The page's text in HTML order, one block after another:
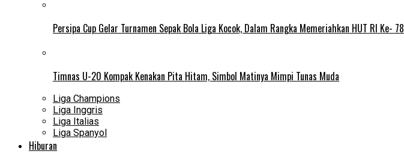
Persipa Cup Gelar Turnamen Sepak Bola Liga Kocok, Dalam Rangka Memeriahkan HUT RI Ke- 78
Timnas U-20 Kompak Kenakan Pita Hitam, Simbol Matinya Mimpi Tunas Muda
Liga Champions
Liga Inggris
Liga Italias
Liga Spanyol
Hiburan